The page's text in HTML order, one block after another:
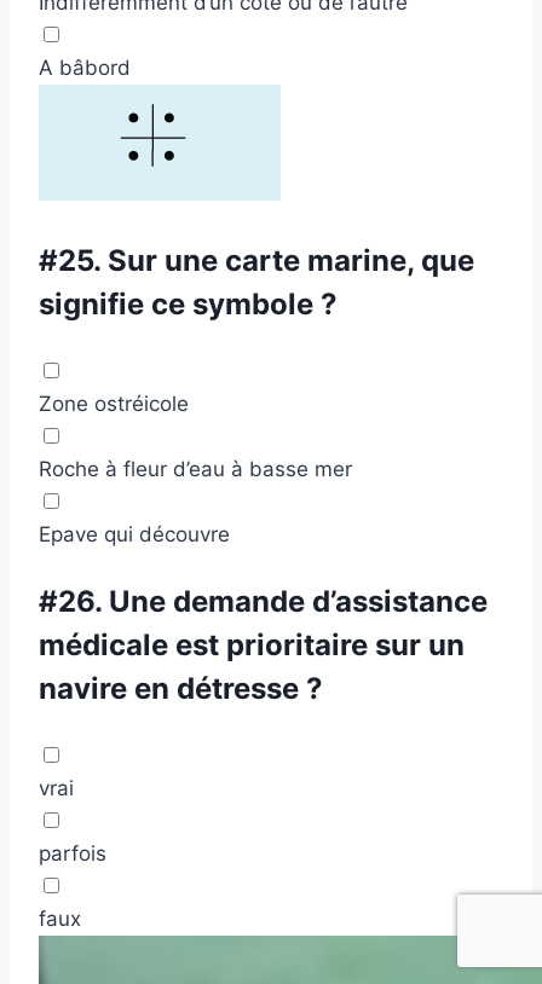
A bâbord
#25. Sur une carte marine, que
signifie ce symbole ?
Zone ostréicole
Roche à fleur d’eau à basse mer
Epave qui découvre
#26. Une demande d’assistance
médicale est prioritaire sur un
navire en détresse ?
vrai
parfois
faux